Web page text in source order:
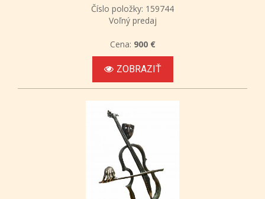
Číslo položky: 159744
Voľný predaj
Cena: 900 €
ZOBRAZIŤ